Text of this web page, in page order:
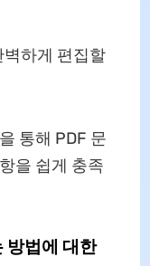
하게 편집할
통해 PDF 문
을 쉽게 충족
방법에 대한